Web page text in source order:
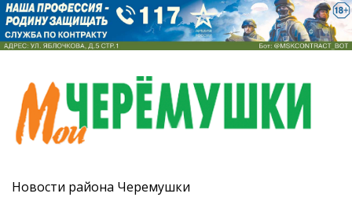
Новости района Черемушки